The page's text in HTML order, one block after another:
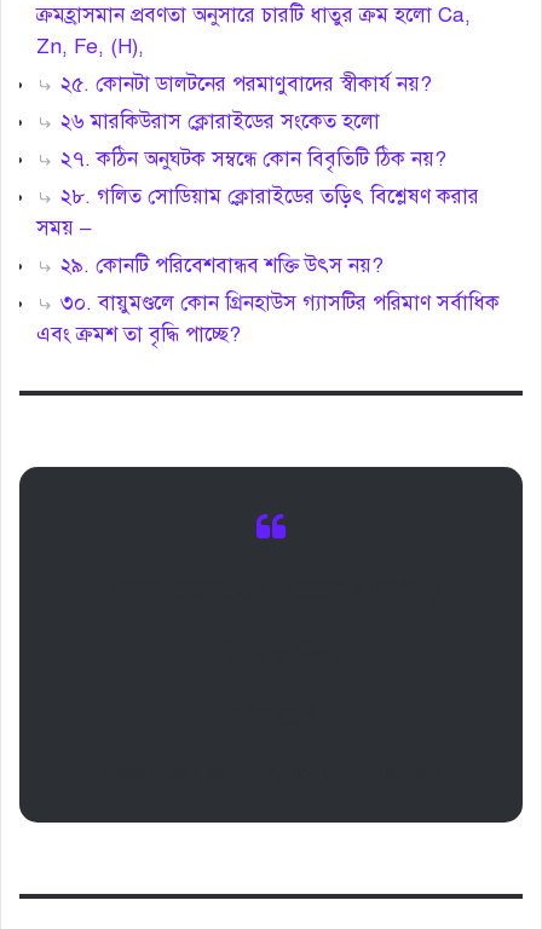
ক্রমহ্রাসমান প্রবণতা অনুসারে চারটি ধাতুর ক্রম হলো Ca,
Zn, Fe, (H),
২৫. কোনটা ডালটনের পরমাণুবাদের স্বীকার্য নয়?
২৬ মারকিউরাস ক্লোরাইডের সংকেত হলো
২৭. কঠিন অনুঘটক সম্বন্ধে কোন বিবৃতিটি ঠিক নয়?
২৮. গলিত সোডিয়াম ক্লোরাইডের তড়িৎ বিশ্লেষণ করার
সময় –
২৯. কোনটি পরিবেশবান্ধব শক্তি উৎস নয়?
৩০. বায়ুমণ্ডলে কোন গ্রিনহাউস গ্যাসটির পরিমাণ সর্বাধিক
এবং ক্রমশ তা বৃদ্ধি পাচ্ছে?